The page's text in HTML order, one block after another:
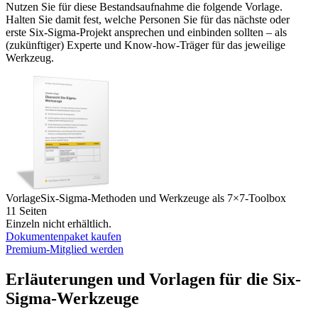
Nutzen Sie für diese Bestandsaufnahme die folgende Vorlage.
Halten Sie damit fest, welche Personen Sie für das nächste oder
erste Six-Sigma-Projekt ansprechen und einbinden sollten – als
(zukünftiger) Experte und Know-how-Träger für das jeweilige
Werkzeug.
VorlageSix-Sigma-Methoden und Werkzeuge als 7×7-Toolbox
11 Seiten
Einzeln nicht erhältlich.
Dokumentenpaket kaufen
Premium-Mitglied werden
Erläuterungen und Vorlagen für die Six-
Sigma-Werkzeuge